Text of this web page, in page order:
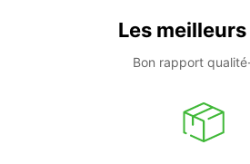
Les
Bon rapport